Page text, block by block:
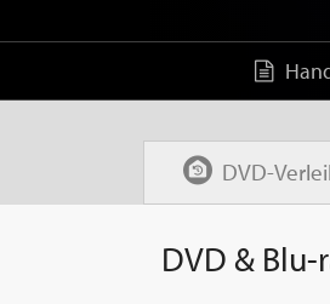
DVD-
DVD &